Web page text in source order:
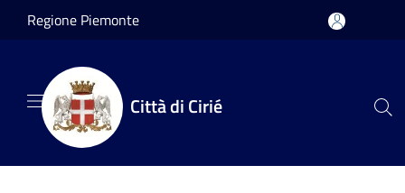
Salta al contenuto principale
Regione Piemonte
Città di Cirié